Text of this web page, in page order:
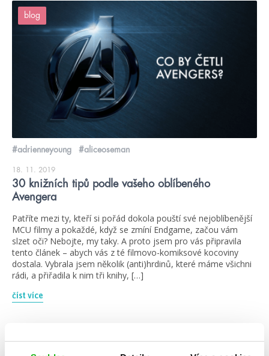
blog
#adrienneyoung #aliceoseman
18. 11. 2019
30 knižních tipů podle vašeho oblíbeného
Avengera
Patříte mezi ty, kteří si pořád dokola pouští své nejoblíbenější
MCU filmy a pokaždé, když se zmíní Endgame, začou vám
slzet oči? Nebojte, my taky. A proto jsem pro vás připravila
tento článek – abych vás z té filmovo-komiksové kocoviny
dostala. Vybrala jsem několik (anti)hrdinů, které máme všichni
rádi, a přiřadila k nim tři knihy, […]
číst více